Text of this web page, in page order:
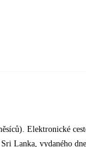
Elektronické
Lanka, vydaného